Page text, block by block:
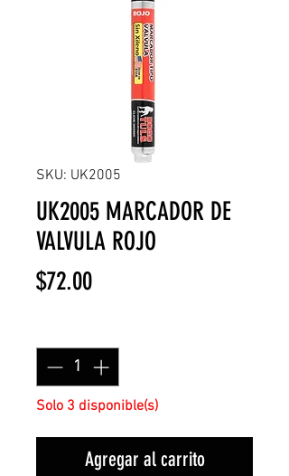
SKU: UK2005
UK2005 MARCADOR DE
VALVULA ROJO
$72.00Precio
Solo 3 disponible(s)
Agregar al carrito